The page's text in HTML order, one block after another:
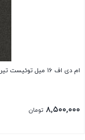
ام دی اف 16 میل توئیست تیره براق کد 6619
۸,۵۰۰,۰۰۰ تومان